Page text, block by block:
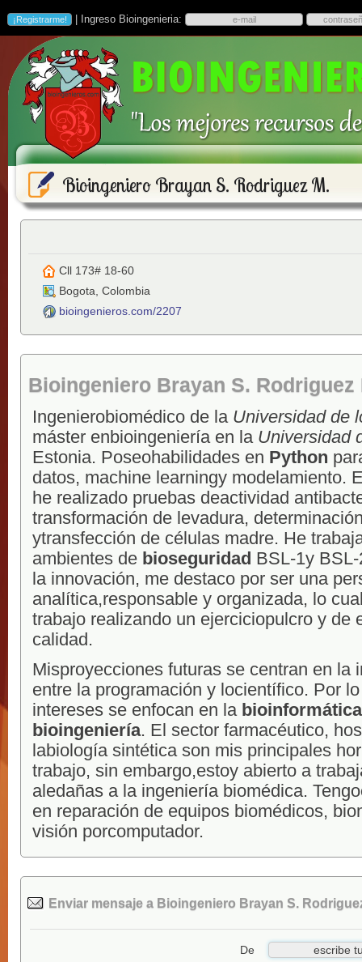
| Ingreso Bioingenieria:
Bioingeniero Brayan S. Rodriguez M.
Cll 173# 18-60
Bogota Colombia
bioingenieros.com/2207
Bioingeniero Brayan S. Rodriguez
Ingenierobiomédico de la Universidad de
máster enbioingeniería en la Universidad
Estonia. Poseohabilidades en Python
datos, machine learningy modelamiento.
he realizado pruebas deactividad
transformación de levadura,
ytransfección de células madre. He
ambientes de bioseguridad BSL-1y
la innovación, me destaco por ser una
analítica,responsable y organizada, lo
trabajo realizando un ejerciciopulcro y de
calidad.
Misproyecciones futuras se centran en la
entre la programación y locientífico. Por
intereses se enfocan en la bioinformática
bioingeniería. El sector farmacéutico,
labiología sintética son mis principales
trabajo, sin embargo,estoy abierto a
aledañas a la ingeniería biomédica.
en reparación de equipos biomédicos,
visión porcomputador.
Enviar mensaje a Bioingeniero Brayan S.
De